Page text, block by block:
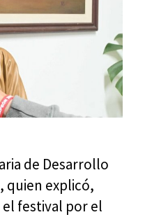
de Desarrollo
quien explicó,
festival por el